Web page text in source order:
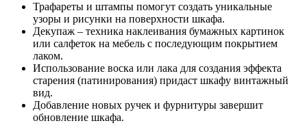
Трафареты и штампы помогут создать уникальные
узоры и рисунки на поверхности шкафа.
Декупаж – техника наклеивания бумажных картинок
или салфеток на мебель с последующим покрытием
лаком.
Использование воска или лака для создания эффекта
старения (патинирования) придаст шкафу винтажный
вид.
Добавление новых ручек и фурнитуры завершит
обновление шкафа.